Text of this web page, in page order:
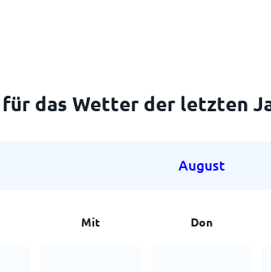
das Wetter der letzten
August
Mit Don